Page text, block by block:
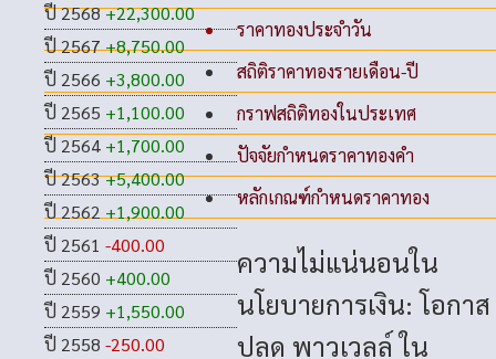
ปี 2568+22,300.00
ปี 2567+8,750.00
ปี 2566 +3,800.00
ปี 2565 +1,100.00
ปี 2564 +1,700.00
ปี 2563+5,400.00
ปี 2562+1,900.00
ปี 2561 -400.00
ปี 2560 +400.00
ปี 2559 +1,550.00
ปี 2558 -250.00
ราคาทองประจำวัน
สถิติราคาทองรายเดือน-ปี
กราฟสถิติทองในประเทศ
ปัจจัยกำหนดราคาทองคำ
หลักเกณฑ์กำหนดราคาทอง
ความไม่แน่นอนใน
นโยบายการเงิน: โอกาส
ปลด พาวเวลล์ ใน